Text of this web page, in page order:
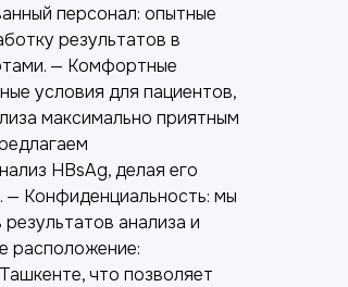
персонал: опытные
результатов в
— Комфортные
условия для пациентов,
максимально приятным
HBsAg, делая его
— Конфиденциальность: мы
анализа и
расположение:
что позволяет